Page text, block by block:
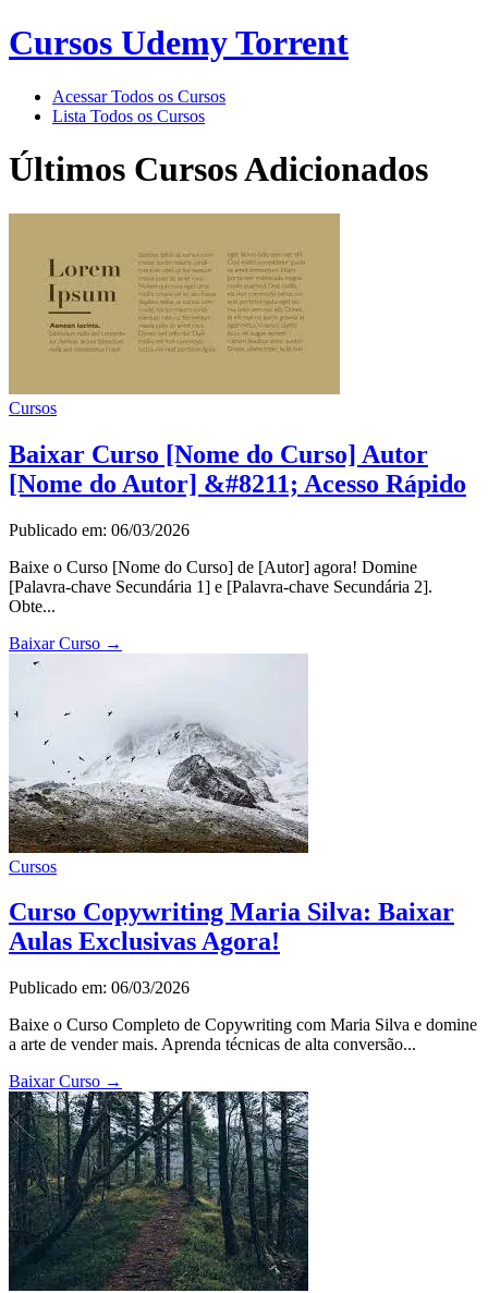
Cursos Udemy Torrent
Acessar Todos os Cursos
Lista Todos os Cursos
Últimos Cursos Adicionados
Cursos
Baixar Curso [Nome do Curso] Autor
[Nome do Autor] &#8211; Acesso Rápido
Publicado em: 06/03/2026
Baixe o Curso [Nome do Curso] de [Autor] agora! Domine
[Palavra-chave Secundária 1] e [Palavra-chave Secundária 2].
Obte...
Baixar Curso →
Cursos
Curso Copywriting Maria Silva: Baixar
Aulas Exclusivas Agora!
Publicado em: 06/03/2026
Baixe o Curso Completo de Copywriting com Maria Silva e domine
a arte de vender mais. Aprenda técnicas de alta conversão...
Baixar Curso →